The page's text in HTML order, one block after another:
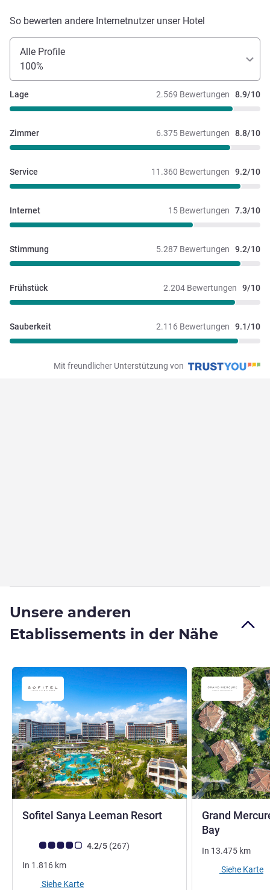
So bewerten andere Internetnutzer unser Hotel
Alle Profile
100%
2.569 Bewertungen 8.9/10
Lage
6.375 Bewertungen 8.8/10
Zimmer
11.360 Bewertungen 9.2/10
Service
15 Bewertungen 7.3/10
Internet
5.287 Bewertungen 9.2/10
Stimmung
2.204 Bewertungen 9/10
Frühstück
2.116 Bewertungen 9.1/10
Sauberkeit
Mit freundlicher Unterstützung von
Unsere anderen
Etablissements in der Nähe
Sofitel Sanya Leeman Resort5 Sterne
Note Kundenmeinungen (Bewertung ALL)
4.2/5 (267Bewertungen
)
In 1.816 km
Siehe Karte
Grand
Bay
In 13.475 km
Siehe Karte